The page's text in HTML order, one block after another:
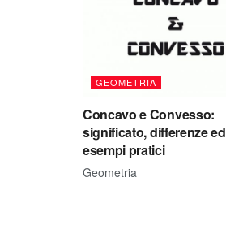
GEOMETRIA
Concavo e Convesso:
significato, differenze ed
esempi pratici
Geometria